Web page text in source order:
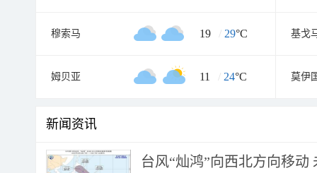
穆索马 19 / 29°C 基戈
姆贝亚 11 / 24°C 莫伊
新闻资讯
台风“灿鸿”向西北方向移动